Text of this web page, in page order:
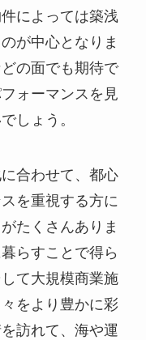
によっては築浅
が中心となりま
の面でも期待で
ォーマンスを見
しょう。
合わせて、都心
を重視する方に
たくさんありま
らすことで得ら
て大規模商業施
をより豊かに彩
訪れて、海や運